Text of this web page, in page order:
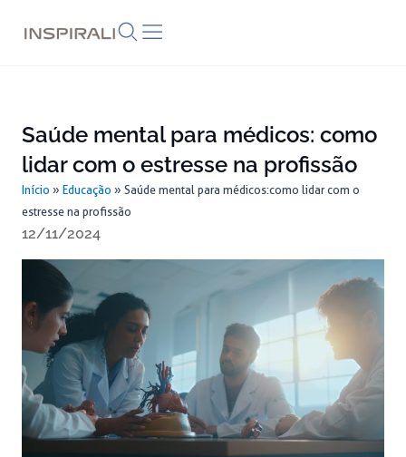
Saúde mental para médicos: como
lidar com o estresse na profissão
Início » Educação » Saúde mental para médicos: como lidar com o
estresse na profissão
12/11/2024